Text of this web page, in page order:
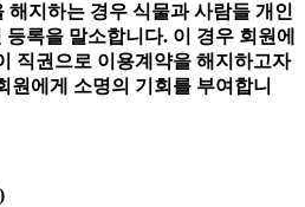
지하는 경우 식물과 사람들 개인
록을 말소합니다. 이 경우 회원에
직권으로 이용계약을 해지하고자
원에게 소명의 기회를 부여합니